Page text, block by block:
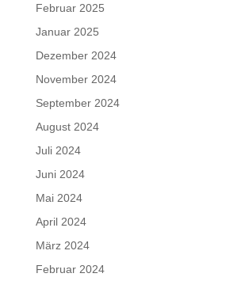
Februar 2025
Januar 2025
Dezember 2024
November 2024
September 2024
August 2024
Juli 2024
Juni 2024
Mai 2024
April 2024
März 2024
Februar 2024